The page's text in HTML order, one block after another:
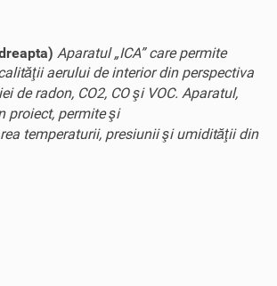
Aparatul „ICA” care permite
aerului de interior din perspectiva
de radon, CO2, CO şi VOC. Aparatul,
proiect, permite şi
temperaturii, presiunii şi umidităţii din